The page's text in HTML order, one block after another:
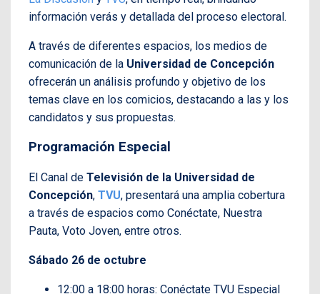
información verás y detallada del proceso electoral.
A través de diferentes espacios, los medios de
comunicación de la Universidad de Concepción
ofrecerán un análisis profundo y objetivo de los
temas clave en los comicios, destacando a las y los
candidatos y sus propuestas.
Programación Especial
El Canal de Televisión de la Universidad de
Concepción, TVU, presentará una amplia cobertura
a través de espacios como Conéctate, Nuestra
Pauta, Voto Joven, entre otros.
Sábado 26 de octubre
12:00 a 18:00 horas: Conéctate TVU Especial